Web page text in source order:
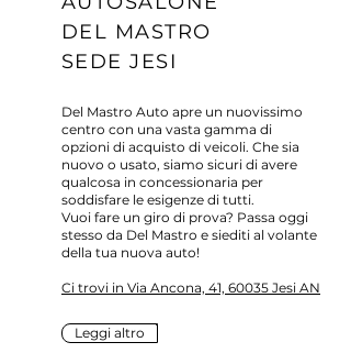
DEL MASTRO
SEDE JESI
Del Mastro Auto apre un nuovissimo
centro con una vasta gamma di
opzioni di acquisto di veicoli. Che sia
nuovo o usato, siamo sicuri di avere
qualcosa in concessionaria per
soddisfare le esigenze di tutti.
Vuoi fare un giro di prova? Passa oggi
stesso da Del Mastro e siediti al volante
della tua nuova auto!
Ci trovi in Via Ancona, 41, 60035 Jesi AN
Leggi altro